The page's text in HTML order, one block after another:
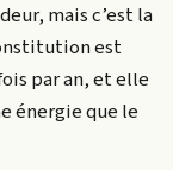
mais c’est la
est
par an, et elle
énergie que le